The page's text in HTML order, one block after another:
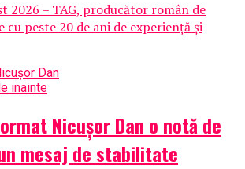
2026 – TAG, producător român de
cu peste 20 de ani de experiență și
inainte
Nicușor Dan o notă de
mesaj de stabilitate